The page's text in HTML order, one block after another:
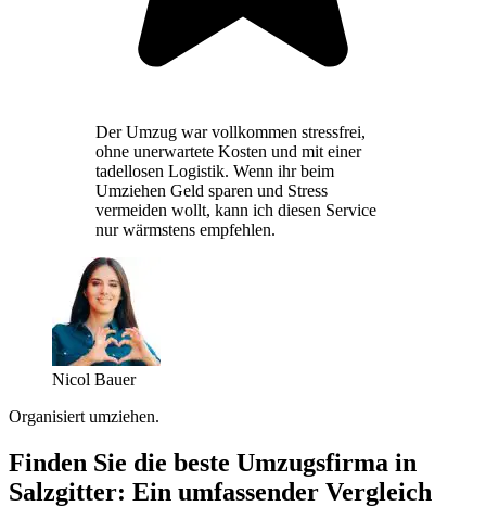
Der Umzug war vollkommen stressfrei,
ohne unerwartete Kosten und mit einer
tadellosen Logistik. Wenn ihr beim
Umziehen Geld sparen und Stress
vermeiden wollt, kann ich diesen Service
nur wärmstens empfehlen.
Nicol Bauer
Organisiert umziehen.
Finden Sie die beste Umzugsfirma in
Salzgitter: Ein umfassender Vergleich